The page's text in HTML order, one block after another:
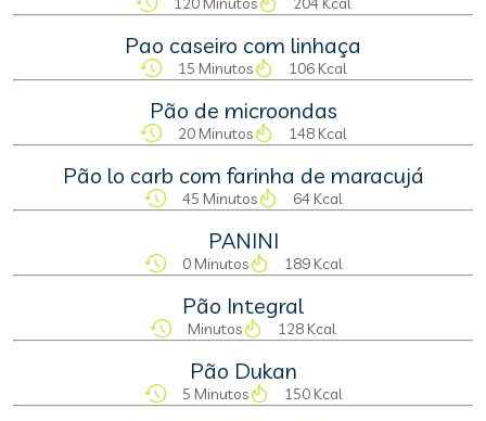
Pao caseiro com linhaça
15 Minutos 106 Kcal
Pão de microondas
20 Minutos 148 Kcal
Pão lo carb com farinha de maracujá
45 Minutos 64 Kcal
PANINI
0 Minutos 189 Kcal
Pão Integral
Minutos 128 Kcal
Pão Dukan
5 Minutos 150 Kcal